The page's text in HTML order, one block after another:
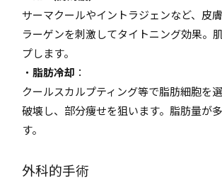
サーマクールやイントラジェンなど、皮
ラーゲンを刺激してタイトニング効果。
プします。
・脂肪冷却 ：
クールスカルプティング等で脂肪細胞を
破壊し、部分痩せを狙います。脂肪量が
す。
外科的手術